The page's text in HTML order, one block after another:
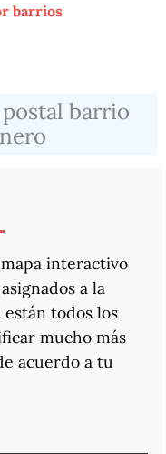
barrios
barrio
interactivo
a la
todos los
mucho más
acuerdo a tu